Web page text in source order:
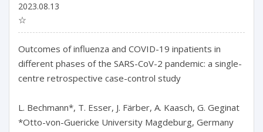
2023.08.13
☆
Outcomes of influenza and COVID-19 inpatients in
different phases of the SARS-CoV-2 pandemic: a single-
centre retrospective case-control study
L. Bechmann*, T. Esser, J. Färber, A. Kaasch, G. Geginat
*Otto-von-Guericke University Magdeburg, Germany